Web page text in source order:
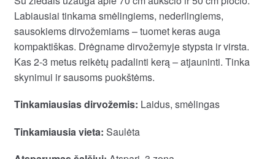
Labiausiai tinkama smėlingiems, nederlingiems,
sausokiems dirvožemiams – tuomet keras auga
kompaktiškas. Drėgname dirvožemyje stypsta ir virsta.
Kas 2-3 metus reikėtų padalinti kerą – atjauninti. Tinka
skynimui ir sausoms puokštėms.
Tinkamiausias dirvožemis: Laidus, smėlingas
Tinkamiausia vieta: Saulėta